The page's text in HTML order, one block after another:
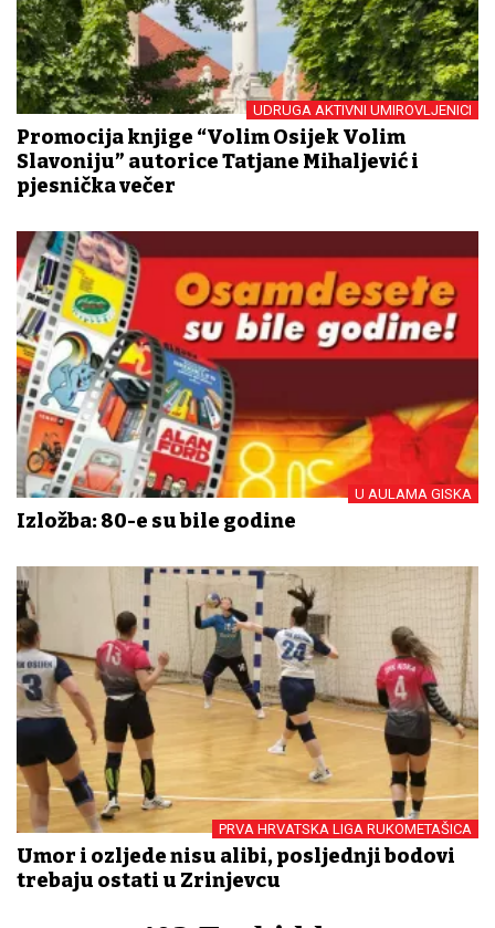
UDRUGA AKTIVNI UMIROVLJENICI
Promocija knjige “Volim Osijek Volim
Slavoniju” autorice Tatjane Mihaljević i
pjesnička večer
U AULAMA GISKA
Izložba: 80-e su bile godine
PRVA HRVATSKA LIGA RUKOMETAŠICA
Umor i ozljede nisu alibi, posljednji bodovi
trebaju ostati u Zrinjevcu